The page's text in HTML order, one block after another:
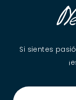
Si sientes